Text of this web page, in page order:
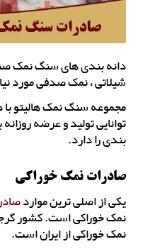
دانه بندی های سنگ نمک
شیلاتی ، نمک صدفی مورد
مجموعه سنگ نمک هالیتو
بندی را دارد.
صادرات نمک خوراکی
یکی از اصلی ترین موارد
نمک خوراکی است. کشور
نمک خوراکی از ایران است.